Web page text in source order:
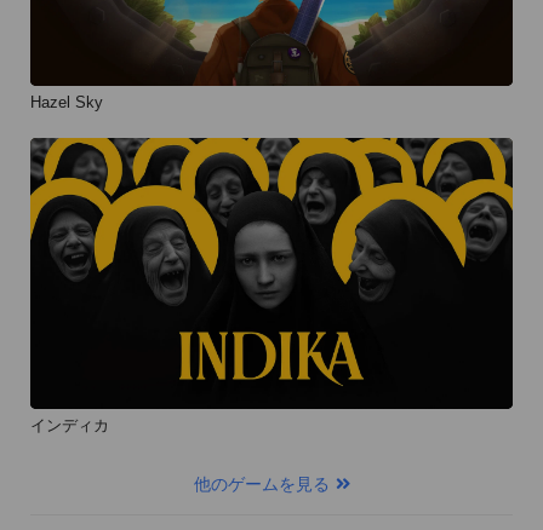
Hazel Sky
インディカ
他のゲームを見る